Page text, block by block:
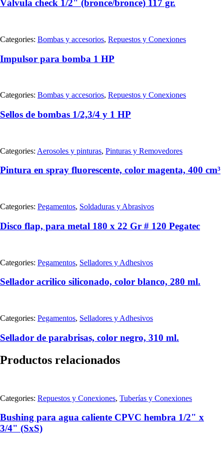
Válvula check 1/2" (bronce/bronce) 117 gr.
Categories: Bombas y accesorios, Repuestos y Conexiones
Impulsor para bomba 1 HP
Categories: Bombas y accesorios, Repuestos y Conexiones
Sellos de bombas 1/2,3/4 y 1 HP
Categories: Aerosoles y pinturas, Pinturas y Removedores
Pintura en spray fluorescente, color magenta, 400 cm³
Categories: Pegamentos, Soldaduras y Abrasivos
Disco flap, para metal 180 x 22 Gr # 120 Pegatec
Categories: Pegamentos, Selladores y Adhesivos
Sellador acrilico siliconado, color blanco, 280 ml.
Categories: Pegamentos, Selladores y Adhesivos
Sellador de parabrisas, color negro, 310 ml.
Productos relacionados
Categories: Repuestos y Conexiones, Tuberías y Conexiones
Bushing para agua caliente CPVC hembra 1/2" x
3/4" (SxS)